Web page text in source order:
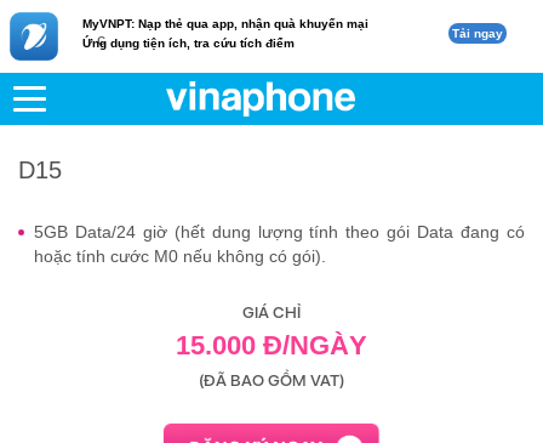
MyVNPT: Nạp thẻ qua app, nhận quà khuyến mại
Ứng dụng tiện ích, tra cứu tích điểm
c Tải ngay
VNPT D15
D15
5GB Data/24 giờ (hết dung lượng tính theo gói Data đang có
hoặc tính cước M0 nếu không có gói).
GIÁ CHỈ
15.000 Đ/NGÀY
(ĐÃ BAO GỒM VAT)